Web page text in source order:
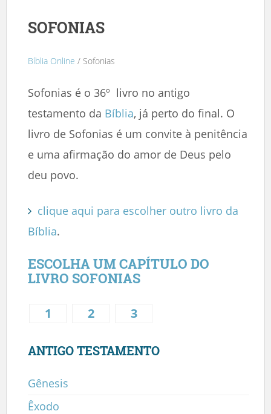
SOFONIAS
Bíblia Online / Sofonias
Sofonias é o 36º livro no antigo
testamento da Bíblia, já perto do final. O
livro de Sofonias é um convite à penitência
e uma afirmação do amor de Deus pelo
deu povo.
clique aqui para escolher outro livro da
Bíblia.
ESCOLHA UM CAPÍTULO DO
LIVRO SOFONIAS
1 2 3
ANTIGO TESTAMENTO
Gênesis
Êxodo